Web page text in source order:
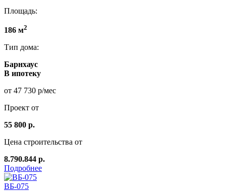
Площадь:
186 м2
Тип дома:
Барнхаус
В ипотеку
от 47 730 р/мес
Проект от
55 800 р.
Цена строительства от
8.790.844 р.
Подробнее
ВБ-075